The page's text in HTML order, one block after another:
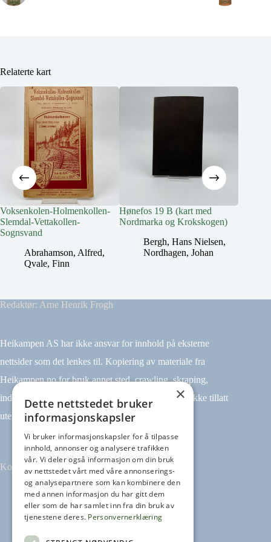
Relaterte kart
Voksenkolen-Holmenkollen-
Slemdal-Vettakollen-
Sognsvand
Abrahamson, Alfred,
Qvale, Finn
Hønefos 19 B (kart med
Nordmarka og Krokskogen)
Bergh, Hans Nielsen,
Nordhagen, Johan
Redaktør: Arne Henrik Frogh
Heikampen AS har ikke ansvar for innhold på eksterne
nettsider som det lenkes til. Kopiering av materiale fra
Heikampen.no for bruk annet sted, crawling, skraping,
indeksering (for eksempel tekst og datamining) er ikke tillatt
uten avtale.
Kontakt
Tilbakemeldinger
kontakt@heikampen.no
×
Dette nettstedet bruker
informasjonskapsler
Vi bruker informasjonskapsler for å tilpasse
innhold, annonser og analysere trafikken
vår. Vi deler også informasjon om din bruk
av nettstedet vårt med våre annonserings-
og analysepartnere som kan kombinere den
med annen informasjon du har gitt dem
eller som de har samlet inn fra din bruk av
tjenestene deres. Personvernerklæring